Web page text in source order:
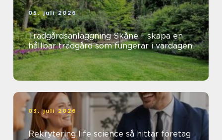
05. juli 2026
Trädgårdsanläggning Skåne – skapa en
hållbar trädgård som fungerar i vardagen
03. juli 2026
Rekrytering life science så hittar företag